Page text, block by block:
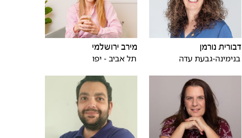
דבורית נורמן
בנימינה-גבעת עדה
מירב ירושלמי
תל אביב - יפו